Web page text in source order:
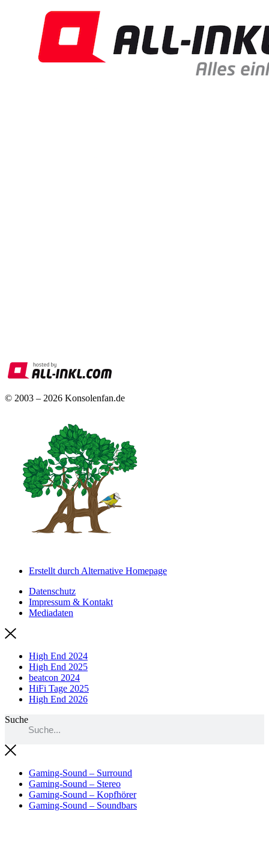
© 2003 – 2026 Konsolenfan.de
Erstellt durch Alternative Homepage
Datenschutz
Impressum & Kontakt
Mediadaten
High End 2024
High End 2025
beatcon 2024
HiFi Tage 2025
High End 2026
Suche
Gaming-Sound – Surround
Gaming-Sound – Stereo
Gaming-Sound – Kopfhörer
Gaming-Sound – Soundbars